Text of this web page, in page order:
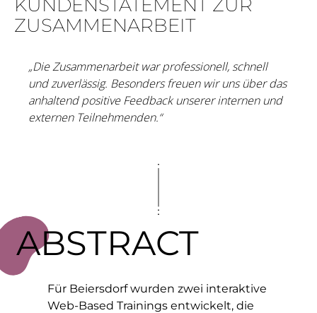
KUNDENSTATEMENT ZUR
ZUSAMMENARBEIT
„Die Zusammenarbeit war professionell, schnell
und zuverlässig. Besonders freuen wir uns über das
anhaltend positive Feedback unserer internen und
externen Teilnehmenden.“
ABSTRACT
Für Beiersdorf wurden zwei interaktive
Web-Based Trainings entwickelt, die